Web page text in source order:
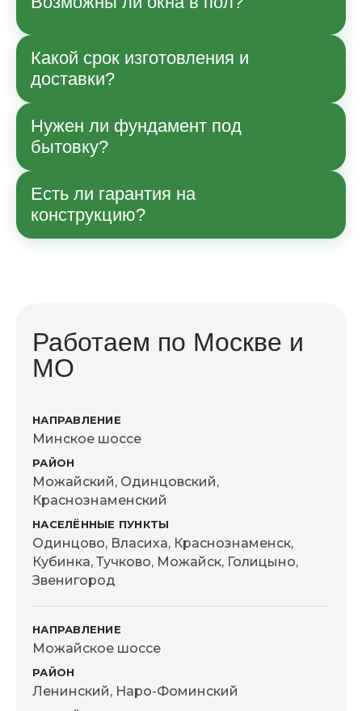
возможны изменения габаритов в рамках
параметры и влияние на стоимость
уточняйте при заказе.
Да, возможно.
Какой срок изготовления и
доставки?
Срок зависит от модели и загрузки
производства; ориентиры указаны в
Нужен ли фундамент под
бытовку?
Часто достаточно ровных опор или
легкого основания; для постоянной
Есть ли гарантия на
конструкцию?
Работаем по Москве и
МО
Минское шоссе
Можайский, Одинцовский,
Краснознаменский
Одинцово, Власиха, Краснознаменск,
Кубинка, Тучково, Можайск, Голицыно,
Звенигород
Можайское шоссе
Ленинский, Наро-Фоминский